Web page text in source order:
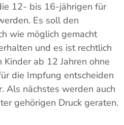
12- bis 16-jährigen für
Es soll den
wie möglich gemacht
und es ist rechtlich
ab 12 Jahren ohne
die Impfung entscheiden
Als nächstes werden auch
gehörigen Druck geraten.